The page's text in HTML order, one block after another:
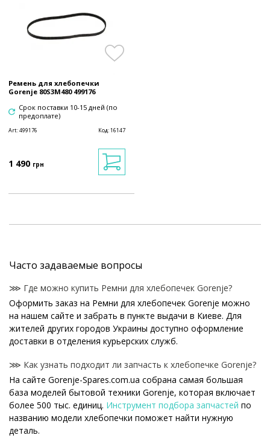
Ремень для хлебопечки
Gorenje 80S3M480 499176
Срок поставки 10-15 дней (по
предоплате)
Art:499176 Код:16147
1 490 грн
Часто задаваемые вопросы
⋙ Где можно купить Ремни для хлебопечек Gorenje?
Оформить заказ на Ремни для хлебопечек Gorenje можно
на нашем сайте и забрать в пункте выдачи в Киеве. Для
жителей других городов Украины доступно оформление
доставки в отделения курьерских служб.
⋙ Как узнать подходит ли запчасть к хлебопечке Gorenje?
На сайте Gorenje-Spares.com.ua собрана самая большая
база моделей бытовой техники Gorenje, которая включает
более 500 тыс. единиц. Инструмент подбора запчастей по
названию модели хлебопечки поможет найти нужную
деталь.